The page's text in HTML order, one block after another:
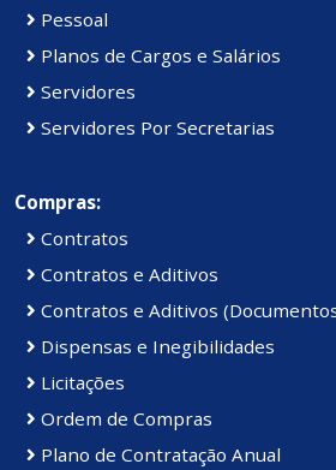
Pessoal
Planos de Cargos e Salários
Servidores
Servidores Por Secretarias
Compras:
Contratos
Contratos e Aditivos
Contratos e Aditivos
Dispensas e Inegibilidades
Licitações
Ordem de Compras
Plano de Contratação Anual